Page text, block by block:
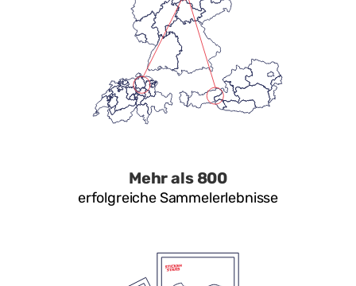
Mehr als 800
erfolgreiche Sammelerlebnisse